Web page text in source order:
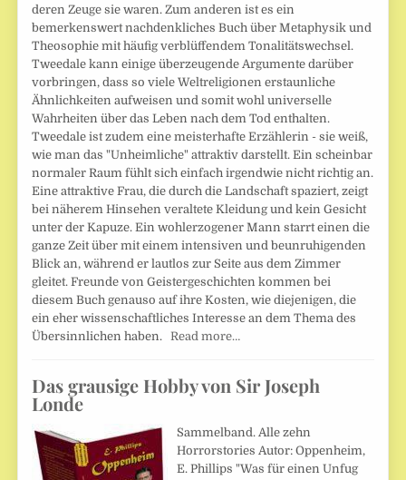
deren Zeuge sie waren. Zum anderen ist es ein
bemerkenswert nachdenkliches Buch über Metaphysik und
Theosophie mit häufig verblüffendem Tonalitätswechsel.
Tweedale kann einige überzeugende Argumente darüber
vorbringen, dass so viele Weltreligionen erstaunliche
Ähnlichkeiten aufweisen und somit wohl universelle
Wahrheiten über das Leben nach dem Tod enthalten.
Tweedale ist zudem eine meisterhafte Erzählerin - sie weiß,
wie man das "Unheimliche" attraktiv darstellt. Ein scheinbar
normaler Raum fühlt sich einfach irgendwie nicht richtig an.
Eine attraktive Frau, die durch die Landschaft spaziert, zeigt
bei näherem Hinsehen veraltete Kleidung und kein Gesicht
unter der Kapuze. Ein wohlerzogener Mann starrt einen die
ganze Zeit über mit einem intensiven und beunruhigenden
Blick an, während er lautlos zur Seite aus dem Zimmer
gleitet. Freunde von Geistergeschichten kommen bei
diesem Buch genauso auf ihre Kosten, wie diejenigen, die
ein eher wissenschaftliches Interesse an dem Thema des
Übersinnlichen haben.Read more…
Das grausige Hobby von Sir Joseph
Londe
Sammelband. Alle zehn
Horrorstories Autor: Oppenheim,
E. Phillips "Was für einen Unfug